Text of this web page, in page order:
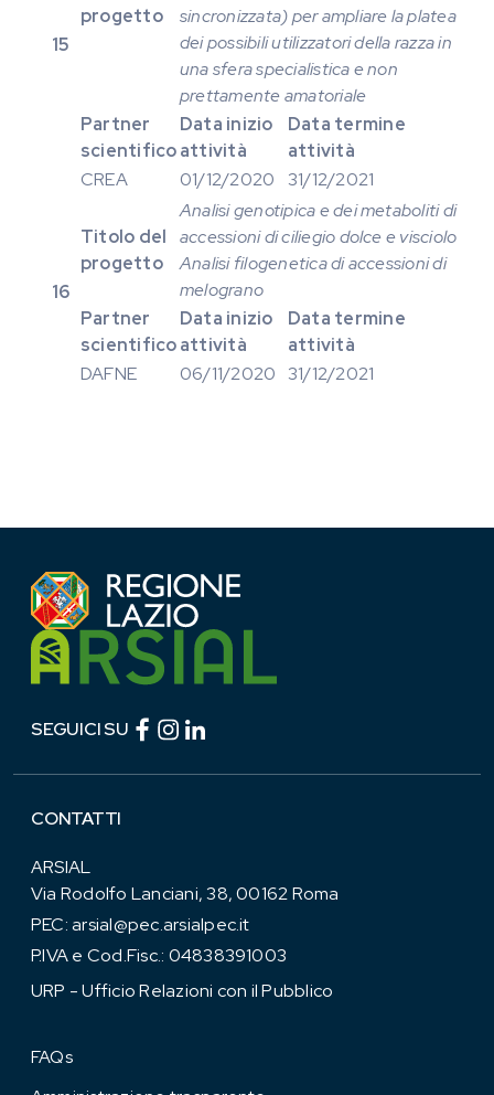
15
progetto
sincronizzata) per ampliare la platea
dei possibili utilizzatori della razza in
una sfera specialistica e non
prettamente amatoriale
Partner
scientifico
Data inizio
attività
Data termine
attività
CREA
01/12/2020 31/12/2021
16
Titolo del
progetto
Analisi genotipica e dei metaboliti di
accessioni di ciliegio dolce e visciolo
Analisi filogenetica di accessioni di
melograno
Partner
scientifico
Data inizio
attività
Data termine
attività
DAFNE
06/11/2020 31/12/2021
SEGUICI SU Facebook (link esterno)
Instagram (link esterno)
CONTATTI
ARSIAL
Via Rodolfo Lanciani, 38, 00162 Roma
PEC:arsial@pec.arsialpec.it
P.IVA e Cod.Fisc.: 04838391003
URP - Ufficio Relazioni con il Pubblico
FAQs